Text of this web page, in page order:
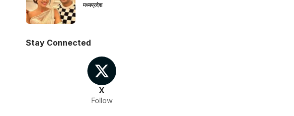
मध्यप्रदेश
Stay Connected
X
Follow